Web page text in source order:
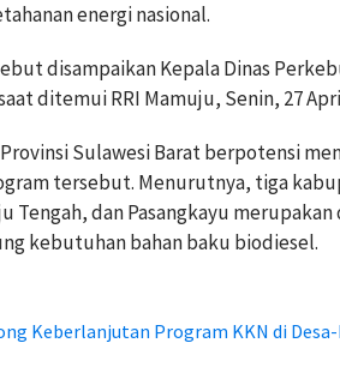
energi nasional.
disampaikan Kepala Dinas
ditemui RRI Mamuju, Senin, 27
Sulawesi Barat berpotensi
tersebut. Menurutnya, tiga
Tengah, dan Pasangkayu
kebutuhan bahan baku biodiesel.
Keberlanjutan Program KKN di